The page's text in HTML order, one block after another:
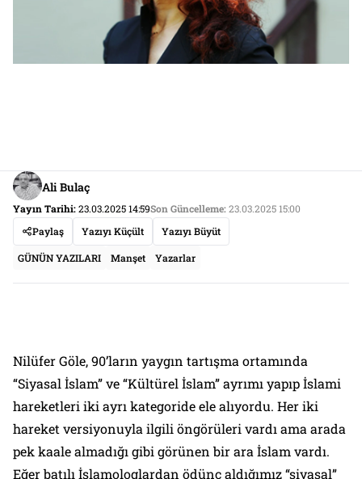
Ali Bulaç
Yayın Tarihi:23.03.2025 14:59Son Güncelleme:23.03.2025 15:00
Paylaş
Yazıyı Küçült Yazıyı Büyüt
GÜNÜN YAZILARI Manşet Yazarlar
Nilüfer Göle, 90’ların yaygın tartışma ortamında
“Siyasal İslam” ve “Kültürel İslam” ayrımı yapıp İslami
hareketleri iki ayrı kategoride ele alıyordu. Her iki
hareket versiyonuyla ilgili öngörüleri vardı ama arada
pek kaale almadığı gibi görünen bir ara İslam vardı.
Eğer batılı İslamologlardan ödünç aldığımız “siyasal”